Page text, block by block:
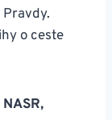
o ceste